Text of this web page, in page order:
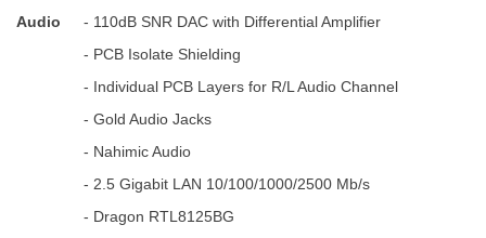
Audio
- 110dB SNR DAC with Differential Amplifier
- PCB Isolate Shielding
- Individual PCB Layers for R/L Audio Channel
- Gold Audio Jacks
- Nahimic Audio
- 2.5 Gigabit LAN 10/100/1000/2500 Mb/s
- Dragon RTL8125BG